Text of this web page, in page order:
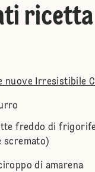
ricetta
nuove Irresistibile
freddo di
scremato)
di amarena